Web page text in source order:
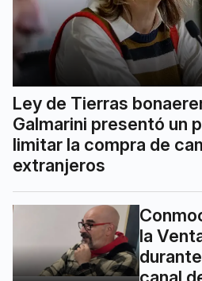
Ley de Tierras
Galmarini presentó un
limitar la compra de
extranjeros
la